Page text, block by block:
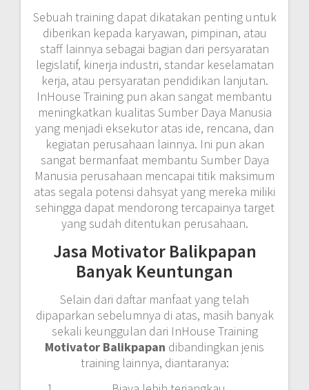
Sebuah training dapat dikatakan penting untuk
diberikan kepada karyawan, pimpinan, atau
staff lainnya sebagai bagian dari persyaratan
legislatif, kinerja industri, standar keselamatan
kerja, atau persyaratan pendidikan lanjutan.
InHouse Training pun akan sangat membantu
meningkatkan kualitas Sumber Daya Manusia
yang menjadi eksekutor atas ide, rencana, dan
kegiatan perusahaan lainnya. Ini pun akan
sangat bermanfaat membantu Sumber Daya
Manusia perusahaan mencapai titik maksimum
atas segala potensi dahsyat yang mereka miliki
sehingga dapat mendorong tercapainya target
yang sudah ditentukan perusahaan.
Jasa Motivator Balikpapan
Banyak Keuntungan
Selain dari daftar manfaat yang telah
dipaparkan sebelumnya di atas, masih banyak
sekali keunggulan dari InHouse Training
Motivator Balikpapan dibandingkan jenis
training lainnya, diantaranya: